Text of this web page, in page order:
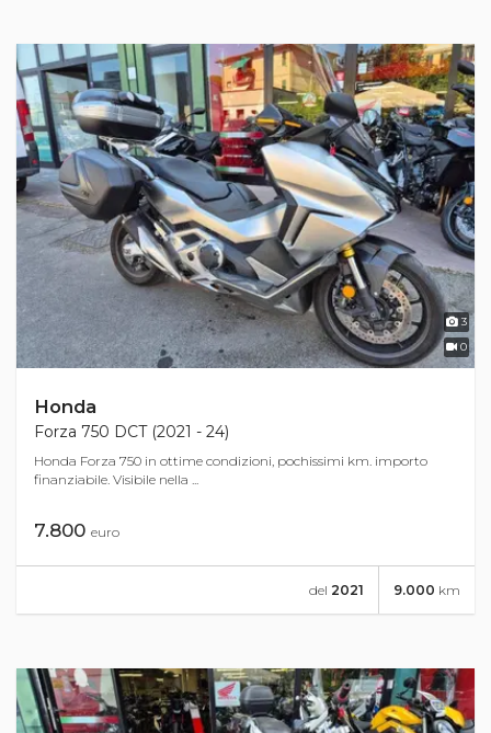
3
0
Honda
Forza 750 DCT (2021 - 24)
Honda Forza 750 in ottime condizioni, pochissimi km. importo
finanziabile. Visibile nella ...
7.800 euro
9.000 km
del 2021